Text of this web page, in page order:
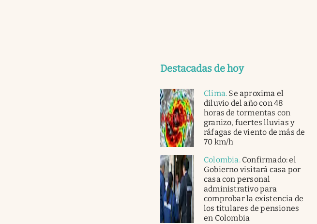
Destacadas de hoy
Clima. Se aproxima el
diluvio del año con 48
horas de tormentas con
granizo, fuertes lluvias y
ráfagas de viento de más de
70 km/h
Colombia. Confirmado: el
Gobierno visitará casa por
casa con personal
administrativo para
comprobar la existencia de
los titulares de pensiones
en Colombia